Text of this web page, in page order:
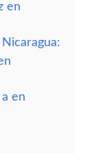
en
en